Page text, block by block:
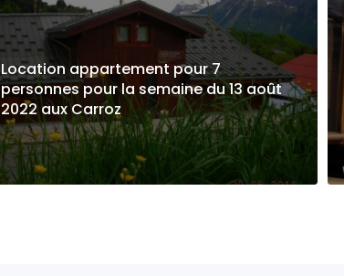
Location appartement pour 7
personnes pour la semaine du 13 août
2022 aux Carroz